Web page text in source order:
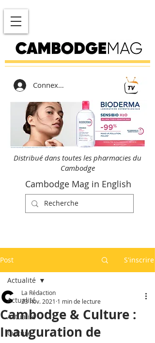
Connexion
Distribué dans toutes les pharmacies du
Cambodge
Cambodge Mag in English
Post S'inscrire
Actualité
Actualité
Culture
Actualité
Cambodge & Culture :
Inauguration de
La Rédaction
23 nov. 2021 1 min de lecture